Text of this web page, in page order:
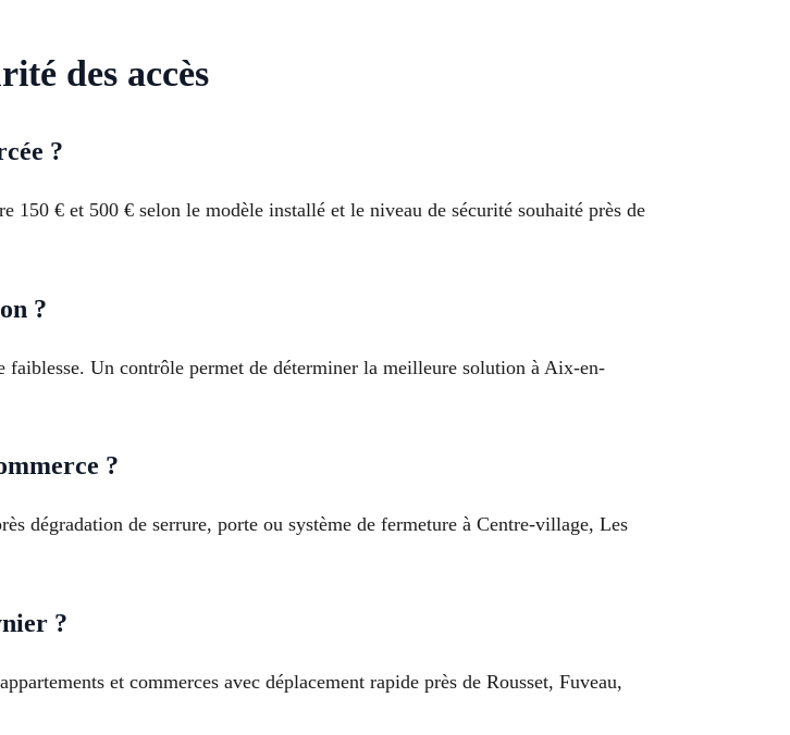
des accès
?
150 € et 500 € selon le modèle installé et le niveau de sécurité souhaité près de
?
Un contrôle permet de déterminer la meilleure solution à Aix-en-
?
dégradation de serrure, porte ou système de fermeture à Centre-village, Les
?
et commerces avec déplacement rapide près de Rousset, Fuveau,